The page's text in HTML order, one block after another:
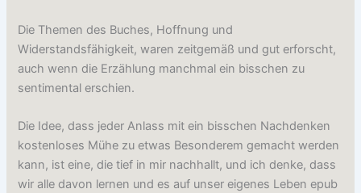
Die Themen des Buches, Hoffnung und
Widerstandsfähigkeit, waren zeitgemäß und gut erforscht,
auch wenn die Erzählung manchmal ein bisschen zu
sentimental erschien.
Die Idee, dass jeder Anlass mit ein bisschen Nachdenken
kostenloses Mühe zu etwas Besonderem gemacht werden
kann, ist eine, die tief in mir nachhallt, und ich denke, dass
wir alle davon lernen und es auf unser eigenes Leben epub